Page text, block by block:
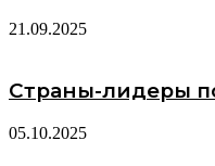
21.09.2025
Страны-лидеры
05.10.2025